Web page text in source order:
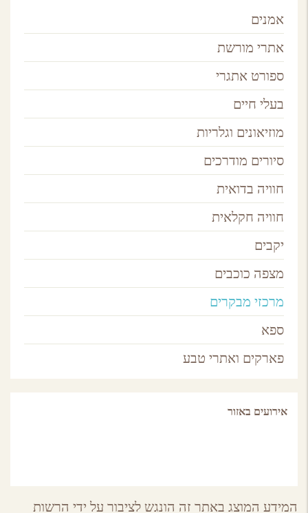
אמנים
אתרי מורשת
ספורט אתגרי
בעלי חיים
מוזיאונים וגלריות
סיורים מודרכים
חוויה בדואית
חוויה חקלאית
יקבים
מצפה כוכבים
מרכזי מבקרים
ספא
פארקים ואתרי טבע
אירועים באזור
המידע המוצג באתר זה הונגש לציבור על ידי הרשות